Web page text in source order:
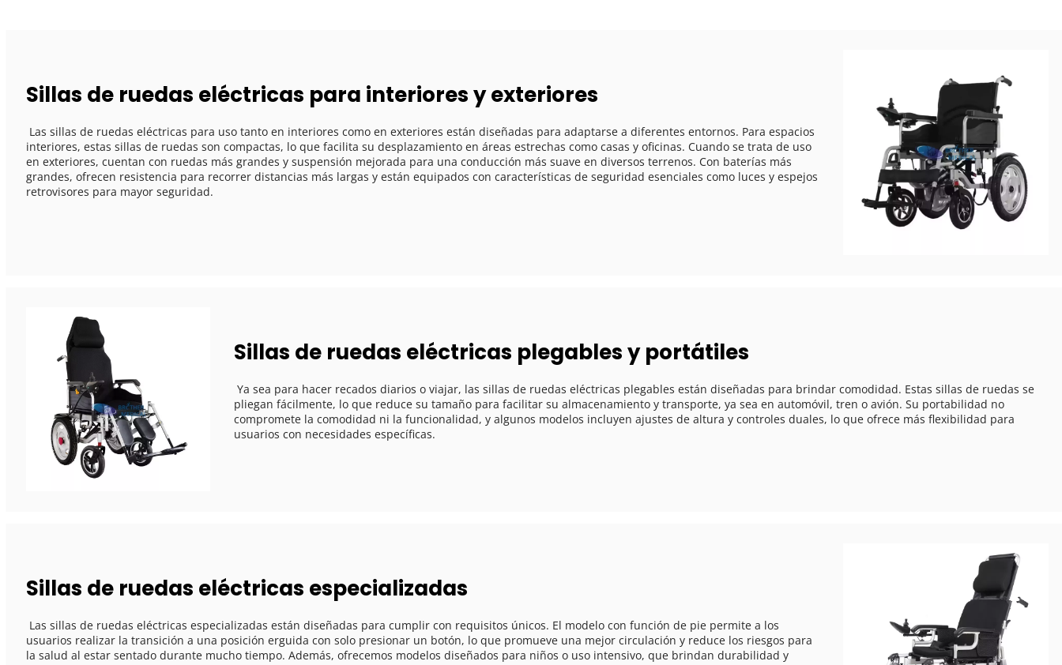
Sillas de ruedas eléctricas para interiores y exteriores
interiores, estas sillas de ruedas son compactas, lo que facilita su desplazamiento en áreas estrechas como casas y oficinas. Cuando se trata de uso
en exteriores, cuentan con ruedas más grandes y suspensión mejorada para una conducción más suave en diversos terrenos. Con baterías más
grandes, ofrecen resistencia para recorrer distancias más largas y están equipados con características de seguridad esenciales como luces y espejos
retrovisores para mayor seguridad.
Sillas de ruedas eléctricas plegables y portátiles
Ya sea para hacer recados diarios o viajar, las sillas de ruedas eléctricas plegables están diseñadas para brindar comodidad. Estas sillas de ruedas se
pliegan fácilmente, lo que reduce su tamaño para facilitar su almacenamiento y transporte, ya sea en automóvil, tren o avión. Su portabilidad no
compromete la comodidad ni la funcionalidad, y algunos modelos incluyen ajustes de altura y controles duales, lo que ofrece más flexibilidad para
usuarios con necesidades específicas.
Sillas de ruedas eléctricas especializadas
usuarios realizar la transición a una posición erguida con solo presionar un botón, lo que promueve una mejor circulación y reduce los riesgos para
la salud al estar sentado durante mucho tiempo. Además, ofrecemos modelos diseñados para niños o uso intensivo, que brindan durabilidad y